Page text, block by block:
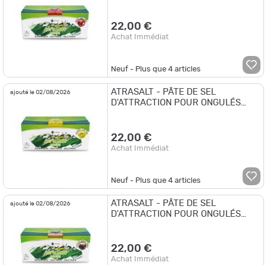
22,00 €
Achat Immédiat
Neuf - Plus que4 articles
ajouté le 02/08/2026
ATRASALT - PÂTE DE SEL
D'ATTRACTION POUR ONGULÉS
22,00 €
Achat Immédiat
Neuf - Plus que4 articles
ajouté le 02/08/2026
ATRASALT - PÂTE DE SEL
D'ATTRACTION POUR ONGULÉS
22,00 €
Achat Immédiat